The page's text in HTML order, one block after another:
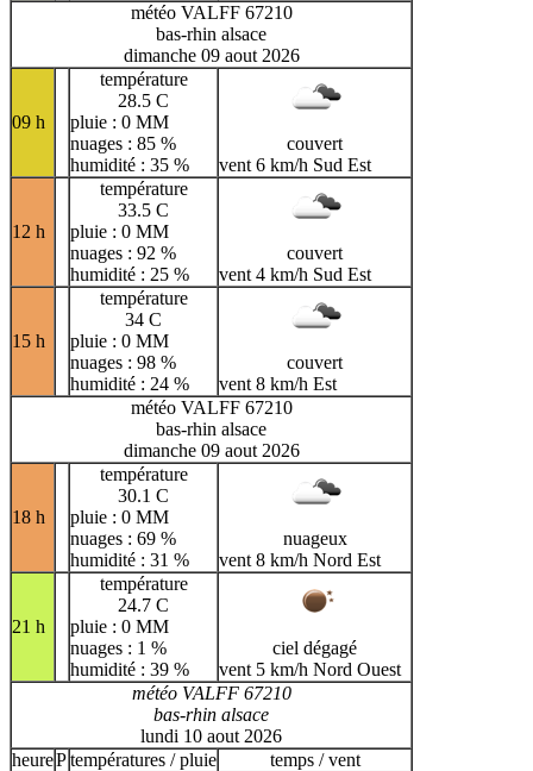
météo VALFF 67210
bas-rhin alsace
dimanche 09 aout 2026
09 h
température
28.5 C
pluie : 0 MM
nuages : 85 %
humidité : 35 %
couvert
vent 6 km/h Sud Est
12 h
température
33.5 C
pluie : 0 MM
nuages : 92 %
humidité : 25 %
couvert
vent 4 km/h Sud Est
15 h
température
34 C
pluie : 0 MM
nuages : 98 %
humidité : 24 %
couvert
vent 8 km/h Est
météo VALFF 67210
bas-rhin alsace
dimanche 09 aout 2026
18 h
température
30.1 C
pluie : 0 MM
nuages : 69 %
humidité : 31 %
nuageux
vent 8 km/h Nord Est
21 h
température
24.7 C
pluie : 0 MM
nuages : 1 %
humidité : 39 %
ciel dégagé
vent 5 km/h Nord Ouest
météo VALFF 67210
bas-rhin alsace
lundi 10 aout 2026
heurePtempératures / pluie temps / vent